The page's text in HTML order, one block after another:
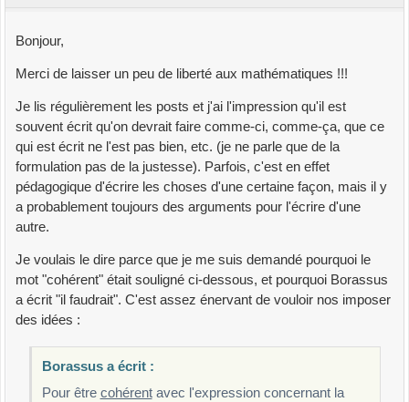
Bonjour,
Merci de laisser un peu de liberté aux mathématiques !!!
Je lis régulièrement les posts et j'ai l'impression qu'il est
souvent écrit qu'on devrait faire comme-ci, comme-ça, que ce
qui est écrit ne l'est pas bien, etc. (je ne parle que de la
formulation pas de la justesse). Parfois, c'est en effet
pédagogique d'écrire les choses d'une certaine façon, mais il y
a probablement toujours des arguments pour l'écrire d'une
autre.
Je voulais le dire parce que je me suis demandé pourquoi le
mot "cohérent" était souligné ci-dessous, et pourquoi Borassus
a écrit "il faudrait". C'est assez énervant de vouloir nos imposer
des idées :
Borassus a écrit :
Pour être cohérentavec l'expression concernant la